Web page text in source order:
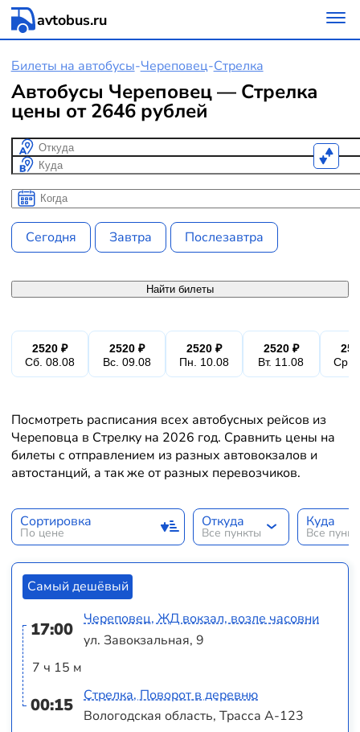
avtobus.ru
Билеты на автобусы-Череповец-Стрелка
Автобусы Череповец — Стрелка
цены от 2646 рублей
Откуда
Куда
Когда
Когда
Сегодня Завтра Послезавтра
Найти билеты
2520 ₽
Сб. 08.08
2520 ₽
Вс. 09.08
2520 ₽
Пн. 10.08
2520 ₽
Вт. 11.08
Ср.
Посмотреть расписания всех автобусных рейсов из
Череповца в Стрелку на 2026 год. Сравнить цены на
билеты с отправлением из разных автовокзалов и
автостанций, а так же от разных перевозчиков.
Сортировка
По цене
Откуда
Все пункты
Куда
Все
Самый дешёвый
17:00
7 ч 15 м
00:15
Череповец, ЖД вокзал, возле часовни
ул. Завокзальная, 9
Стрелка, Поворот в деревню
Вологодская область, Трасса А-123